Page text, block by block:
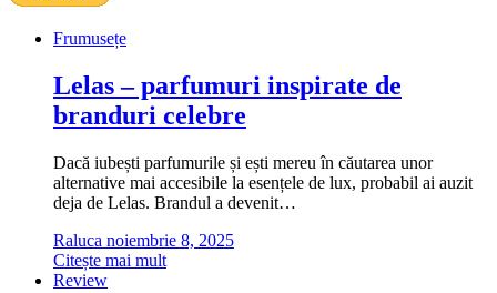
Frumusețe
Lelas – parfumuri inspirate de
branduri celebre
Dacă iubești parfumurile și ești mereu în căutarea unor
alternative mai accesibile la esențele de lux, probabil ai auzit
deja de Lelas. Brandul a devenit…
Raluca noiembrie 8, 2025
Citește mai mult
Review